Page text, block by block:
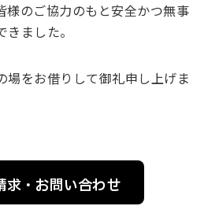
様のご協力のもと安全かつ無事
ました。
場をお借りして御礼申し上げま
求・お問い合わせ